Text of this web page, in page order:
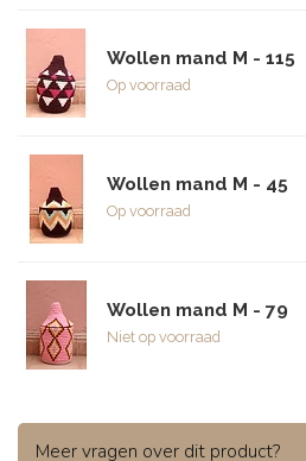
Wollen mand M - 115
Op voorraad
Wollen mand M - 45
Op voorraad
Wollen mand M - 79
Niet op voorraad
Meer vragen over dit product?